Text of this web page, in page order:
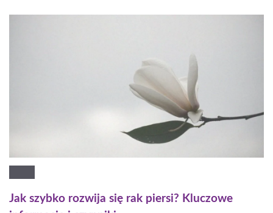
Jak szybko rozwija się rak piersi? Kluczowe